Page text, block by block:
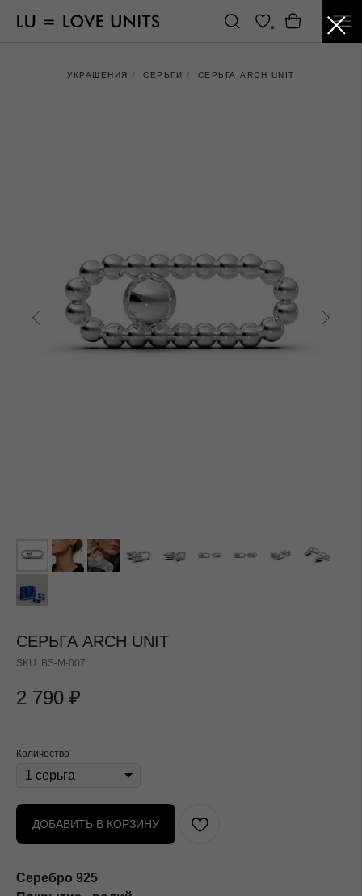
УКРАШЕНИЯ / СЕРЬГИ / СЕРЬГА ARCH UNIT
СЕРЬГА ARCH UNIT
SKU: BS-M-007
2 790 ₽
Количество
ДОБАВИТЬ В КОРЗИНУ
Серебро 925